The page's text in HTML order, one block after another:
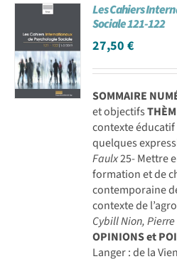
Les Cahiers
Sociale 121-122
27,50€
SOMMAIRE
et objectifs
contexte
quelques
Faulx25- Mettre
formation et de
contemporaine
contexte de
Cybill Nion,
OPINIONS et
Langer : de la